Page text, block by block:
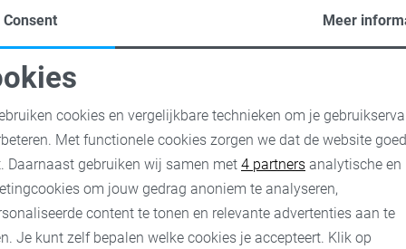
cookies
cookies Marketing cookies
Consent Meer
cookies en vergelijkbare technieken om je
Met functionele cookies zorgen we dat de website goed
Daarnaast gebruiken wij samen met 4 partners analytische en
om jouw gedrag anoniem te analyseren,
content te tonen en relevante advertenties aan te
Je kunt zelf bepalen welke cookies je accepteert. Klik op